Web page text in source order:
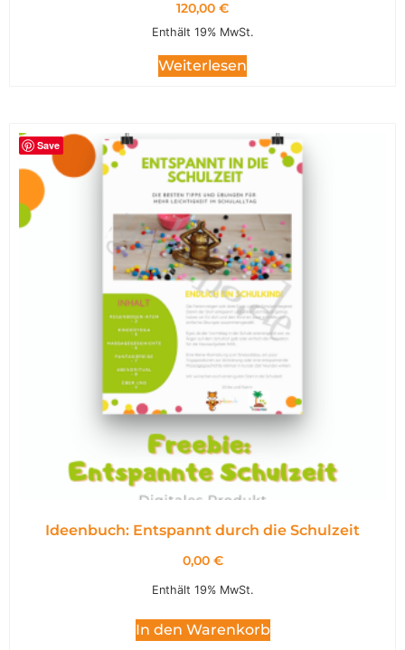
120,00 €
Enthält 19% MwSt.
Weiterlesen
Save
Ideenbuch: Entspannt durch die Schulzeit
0,00 €
Enthält 19% MwSt.
In den Warenkorb